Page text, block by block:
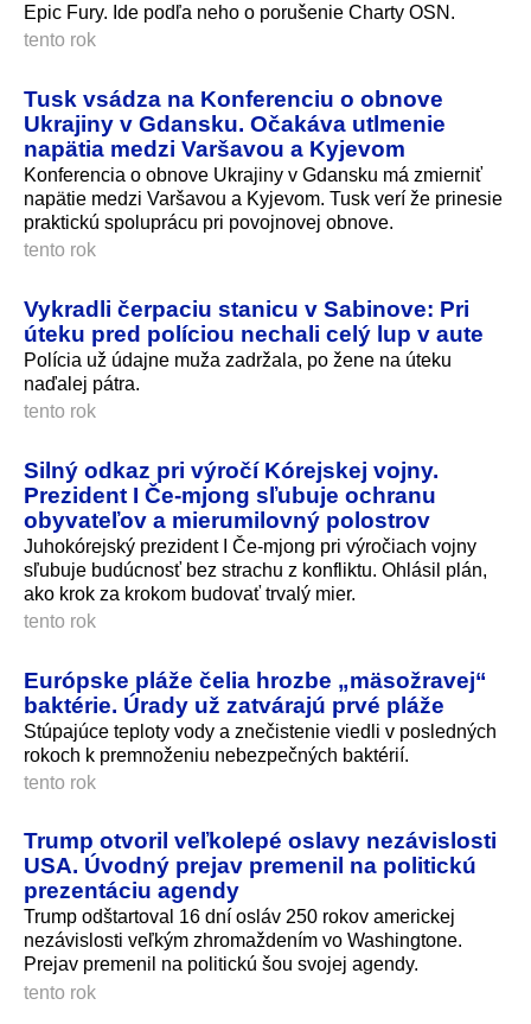
Epic Fury. Ide podľa neho o porušenie Charty OSN.
tento rok
Tusk vsádza na Konferenciu o obnove
Ukrajiny v Gdansku. Očakáva utlmenie
napätia medzi Varšavou a Kyjevom
Konferencia o obnove Ukrajiny v Gdansku má zmierniť
napätie medzi Varšavou a Kyjevom. Tusk verí že prinesie
praktickú spoluprácu pri povojnovej obnove.
tento rok
Vykradli čerpaciu stanicu v Sabinove: Pri
úteku pred políciou nechali celý lup v aute
Polícia už údajne muža zadržala, po žene na úteku
naďalej pátra.
tento rok
Silný odkaz pri výročí Kórejskej vojny.
Prezident I Če-mjong sľubuje ochranu
obyvateľov a mierumilovný polostrov
Juhokórejský prezident I Če-mjong pri výročiach vojny
sľubuje budúcnosť bez strachu z konfliktu. Ohlásil plán,
ako krok za krokom budovať trvalý mier.
tento rok
Európske pláže čelia hrozbe „mäsožravej“
baktérie. Úrady už zatvárajú prvé pláže
Stúpajúce teploty vody a znečistenie viedli v posledných
rokoch k premnoženiu nebezpečných baktérií.
tento rok
Trump otvoril veľkolepé oslavy nezávislosti
USA. Úvodný prejav premenil na politickú
prezentáciu agendy
Trump odštartoval 16 dní osláv 250 rokov americkej
nezávislosti veľkým zhromaždením vo Washingtone.
Prejav premenil na politickú šou svojej agendy.
tento rok